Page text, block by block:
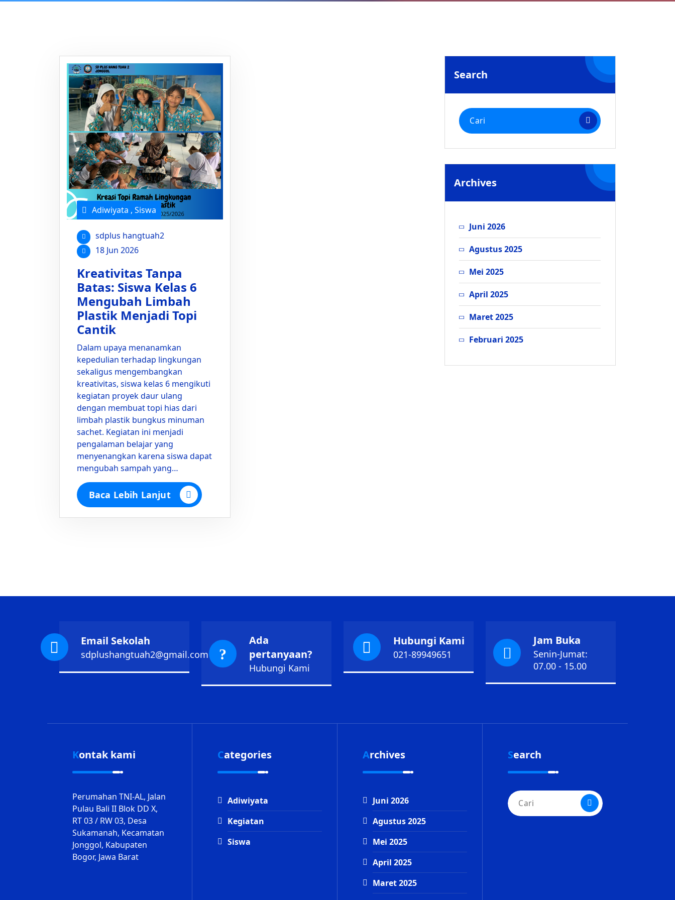
Adiwiyata , Siswa
sdplus hangtuah2
18 Jun 2026
Kreativitas Tanpa
Batas: Siswa Kelas 6
Mengubah Limbah
Plastik Menjadi Topi
Cantik
Dalam upaya menanamkan
kepedulian terhadap lingkungan
sekaligus mengembangkan
kreativitas, siswa kelas 6 mengikuti
kegiatan proyek daur ulang
dengan membuat topi hias dari
limbah plastik bungkus minuman
sachet. Kegiatan ini menjadi
pengalaman belajar yang
menyenangkan karena siswa dapat
mengubah sampah yang…
Baca Lebih Lanjut
Search
Pencarian
untuk:
Archives
Juni 2026
Agustus 2025
Mei 2025
April 2025
Maret 2025
Februari 2025
Email Sekolah
sdplushangtuah2@gmail.com
Ada
pertanyaan?
Hubungi Kami
Hubungi Kami
021-89949651
Jam Buka
Senin-Jumat:
07.00 - 15.00
Kontak kami
Perumahan TNI-AL, Jalan
Pulau Bali II Blok DD X,
RT 03 / RW 03, Desa
Sukamanah, Kecamatan
Jonggol, Kabupaten
Bogor, Jawa Barat
Categories
Adiwiyata
Kegiatan
Siswa
Archives
Juni 2026
Agustus 2025
Mei 2025
April 2025
Maret 2025
Search
Pencarian
untuk: